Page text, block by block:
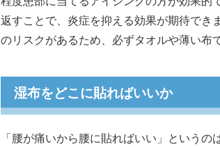
返すことで、炎症を抑える効果が期待で
のリスクがあるため、必ずタオルや薄い布
湿布をどこに貼ればいいか
「腰が痛いから腰に貼ればいい」という